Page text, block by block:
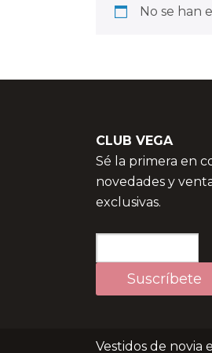
No se han
CLUB VEGA
Sé la primera en
novedades y
exclusivas.
Vestidos de novia